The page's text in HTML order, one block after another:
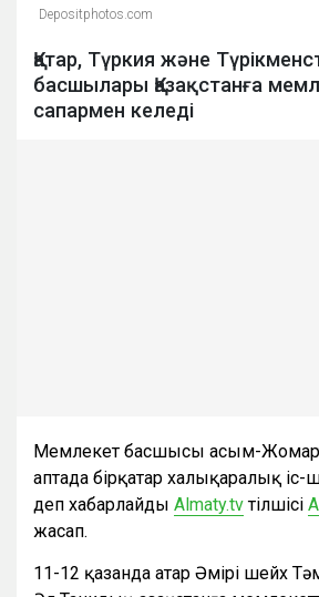
Depositphotos.com
Қатар, Түркия және
басшылары Қазақстанға
сапармен келеді
Мемлекет басшысы Қасым-
аптада бірқатар халықаралық
деп хабарлайды Almaty.tvтілшісі
жасап.
11-12 қазанда Қатар Әмірі шейх